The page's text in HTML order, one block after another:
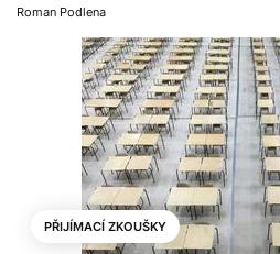
Roman Podlena
PŘIJÍMACÍ ZKOUŠKY